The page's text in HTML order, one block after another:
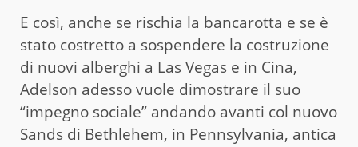
E così, anche se rischia la bancarotta e se è
stato costretto a sospendere la costruzione
di nuovi alberghi a Las Vegas e in Cina,
Adelson adesso vuole dimostrare il suo
“impegno sociale” andando avanti col nuovo
Sands di Bethlehem, in Pennsylvania, antica